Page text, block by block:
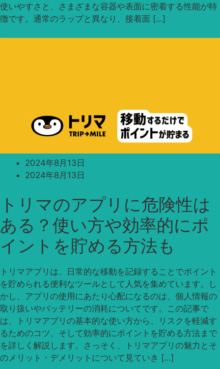
使いやすさと、さまざまな容器や表面に密着する性能が特
徴です。通常のラップと異なり、接着面 […]
2024年8月13日
2024年8月13日
トリマのアプリに危険性は
ある？使い方や効率的にポ
イントを貯める方法も
トリマアプリは、日常的な移動を記録することでポイント
を貯められる便利なツールとして人気を集めています。し
かし、アプリの使用にあたり心配になるのは、個人情報の
取り扱いやバッテリーの消耗についてです。この記事で
は、トリマアプリの基本的な使い方から、リスクを軽減す
るためのコツ、そして効率的にポイントを貯める方法まで
を詳しく解説します。さっそく、トリマアプリの魅力とそ
のメリット・デメリットについて見ていき […]